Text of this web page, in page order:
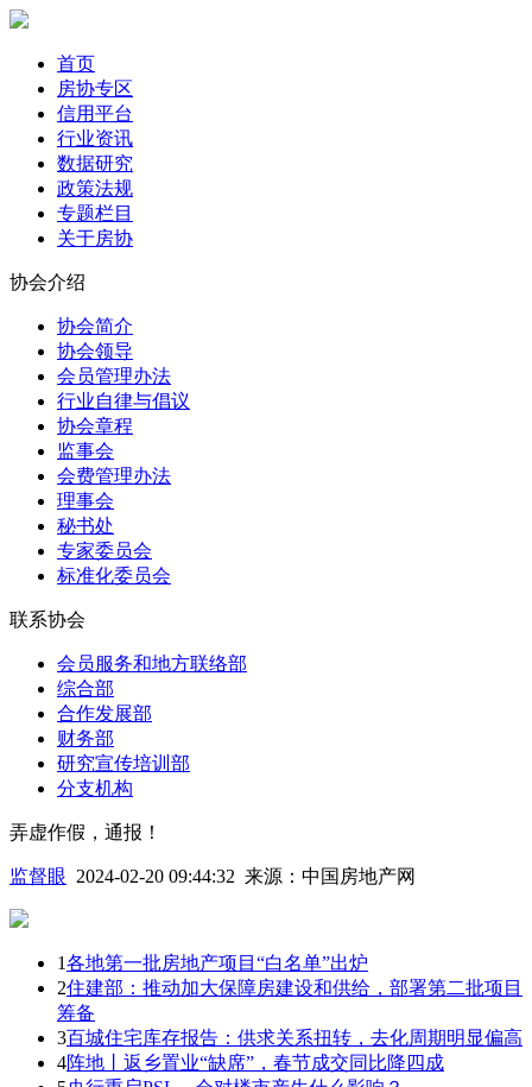
首页
房协专区
信用平台
行业资讯
数据研究
政策法规
专题栏目
关于房协
协会介绍
协会简介
协会领导
会员管理办法
行业自律与倡议
协会章程
监事会
会费管理办法
理事会
秘书处
专家委员会
标准化委员会
联系协会
会员服务和地方联络部
综合部
合作发展部
财务部
研究宣传培训部
分支机构
弄虚作假，通报！
监督眼 2024-02-20 09:44:32 来源： 中国房地产网
1各地第一批房地产项目“白名单”出炉
2住建部：推动加大保障房建设和供给，部署第二批项目
筹备
3百城住宅库存报告：供求关系扭转，去化周期明显偏高
4阵地丨返乡置业“缺席”，春节成交同比降四成